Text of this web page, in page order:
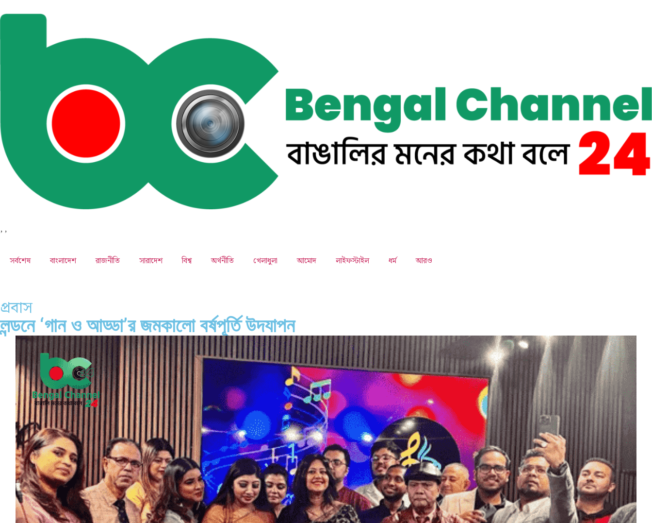
, ,
সর্বশেষ বাংলাদেশ রাজনীতি সারাদেশ বিশ্ব অর্থনীতি খেলাধুলা আমোদ লাইফস্টাইল ধর্ম আরও
প্রবাস
লন্ডনে ‘গান ও আড্ডা’র জমকালো বর্ষপূর্তি উদযাপন